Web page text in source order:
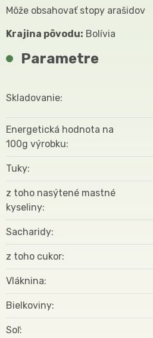
Môže obsahovať stopy arašidov
Krajina pôvodu: Bolívia
Parametre
Skladovanie
Energetická hodnota na
100g výrobku
Tuky
z toho nasýtené mastné
kyseliny
Sacharidy
z toho cukor
Vláknina
Bielkoviny
Soľ